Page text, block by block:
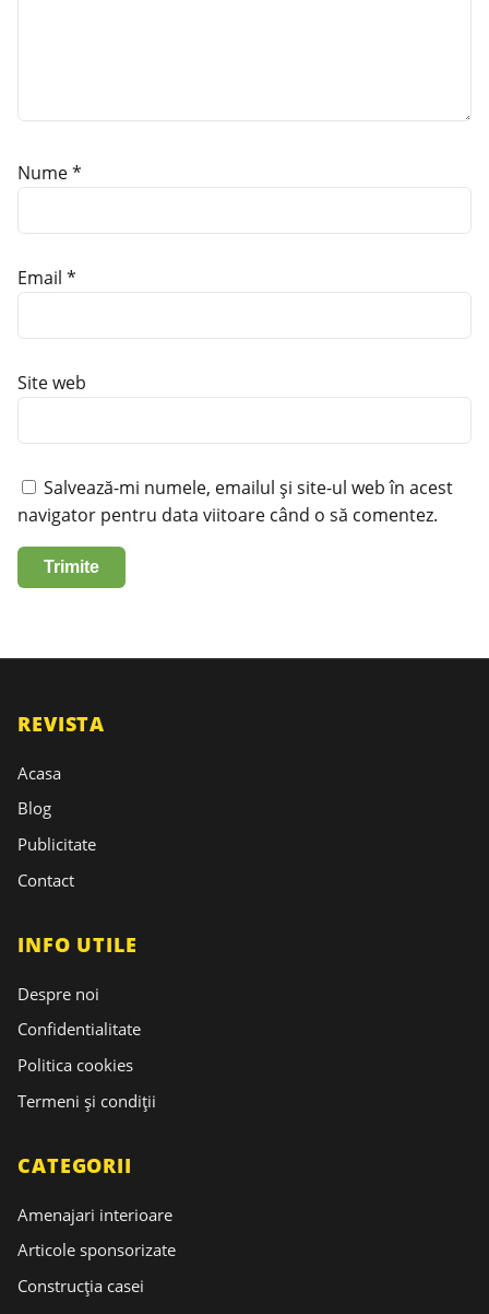
Nume*
Email *
Site web
Salvează-mi numele, emailul și site-ul web în acest
navigator pentru data viitoare când o să comentez.
REVISTA
Acasa
Blog
Publicitate
Contact
INFO UTILE
Despre noi
Confidentialitate
Politica cookies
Termeni și condiții
CATEGORII
Amenajari interioare
Articole sponsorizate
Construcția casei